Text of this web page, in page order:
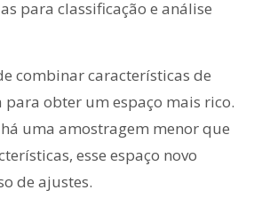
para classificação e análise
combinar características de
obter um espaço mais rico.
uma amostragem menor que
esse espaço novo
de ajustes.